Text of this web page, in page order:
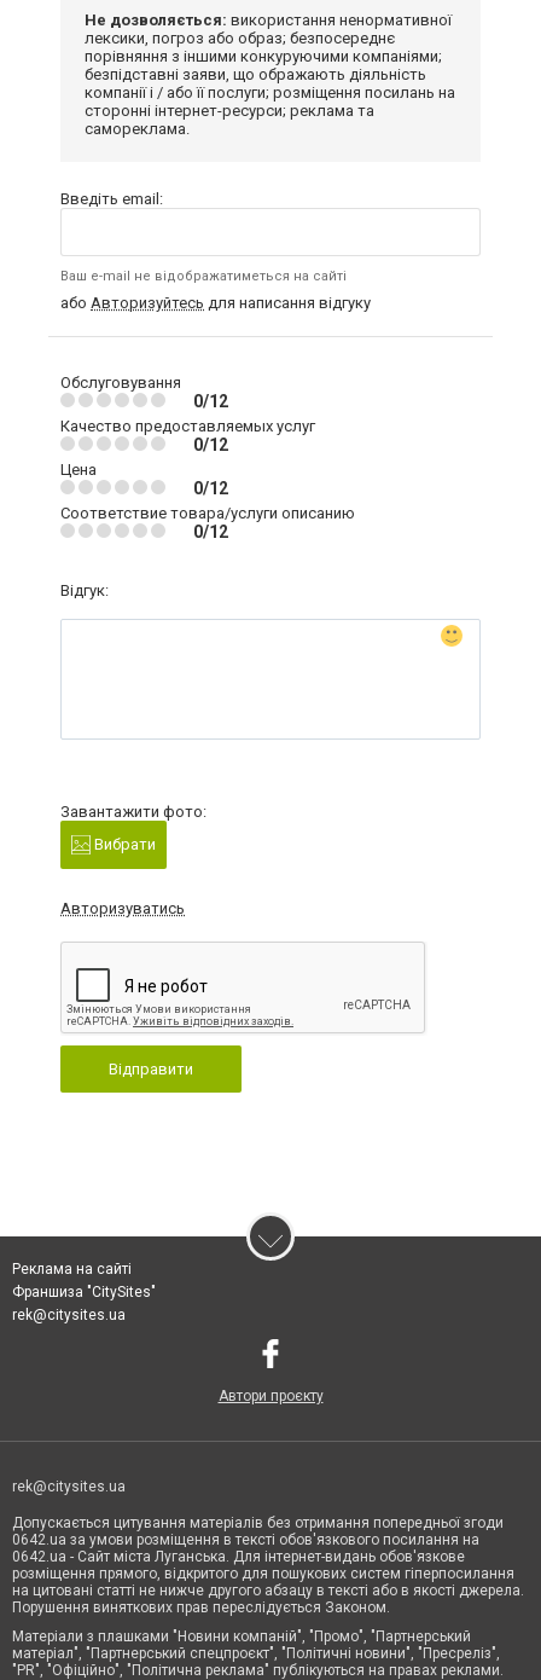
Не дозволяється: використання ненормативної
лексики, погроз або образ; безпосереднє
порівняння з іншими конкуруючими компаніями;
безпідставні заяви, що ображають діяльність
компанії і / або її послуги; розміщення посилань на
сторонні інтернет-ресурси; реклама та
самореклама.
Введіть email:
Ваш e-mail не відображатиметься на сайті
або Авторизуйтесь для написання відгуку
Обслуговування
0/12
Качество предоставляемых услуг
0/12
Цена
0/12
Соответствие товара/услуги описанию
0/12
Відгук:
Завантажити фото:
Вибрати
Авторизуватись
Відправити
Реклама на сайті
Франшиза "CitySites"
rek@citysites.ua
Автори проєкту
rek@citysites.ua
Допускається цитування матеріалів без отримання попередньої згоди
0642.ua за умови розміщення в тексті обов'язкового посилання на
0642.ua - Сайт міста Луганська. Для інтернет-видань обов'язкове
розміщення прямого, відкритого для пошукових систем гіперпосилання
на цитовані статті не нижче другого абзацу в тексті або в якості джерела.
Порушення виняткових прав переслідується Законом.
Матеріали з плашками "Новини компаній", "Промо", "Партнерський
матеріал", "Партнерський спецпроєкт", "Політичні новини", "Пресреліз",
"PR", "Офіційно", "Політична реклама" публікуються на правах реклами.